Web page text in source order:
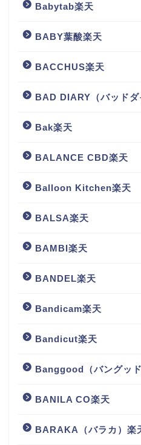
Babytab楽天
BABY葉酸楽天
BACCHUS楽天
BAD DIARY（バッドダ
Bak楽天
BALANCE CBD楽天
Balloon Kitchen楽天
BALSA楽天
BAMBI楽天
BANDEL楽天
Bandicam楽天
Bandicut楽天
Banggood（バングッ
BANILA CO楽天
BARAKA（バラカ）楽